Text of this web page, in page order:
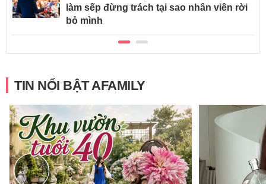
làm sếp đừng trách tại sao nhân viên rời
bỏ mình
TIN NỔI BẬT AFAMILY